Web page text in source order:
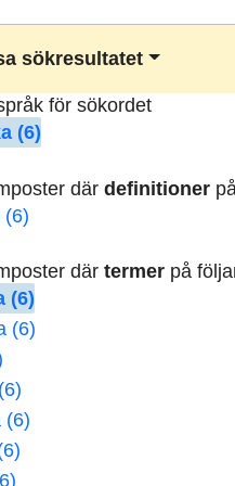
sökresultatet
för sökordet
(6)
därdefinitioner
(6)
därtermer på
(6)
(6)
(6)